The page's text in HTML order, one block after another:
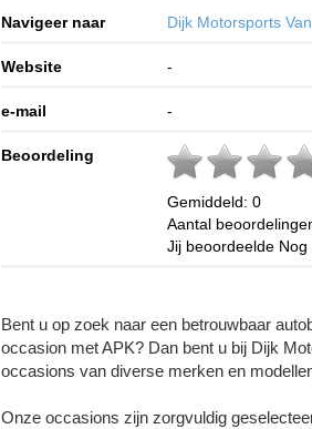
Navigeer naar Dijk Motorsports
Website -
e-mail -
Beoordeling
Gemiddeld:0
Aantal
Jij beoordeelde Nog
Bent u op zoek naar een betrouwbaar
occasion met APK? Dan bent u bij Dijk
occasions van diverse merken en
Onze occasions zijn zorgvuldig